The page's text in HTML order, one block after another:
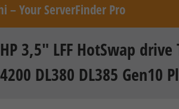
– Your ServerFinder Pro
HP 3,5" LFF HotSwap
4200 DL380 DL385 Gen10